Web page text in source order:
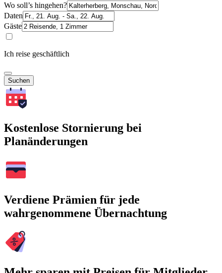
Wo soll’s hingehen?
Daten
Gäste
Ich reise geschäftlich
Suchen
Kostenlose Stornierung bei
Planänderungen
Verdiene Prämien für jede
wahrgenommene Übernachtung